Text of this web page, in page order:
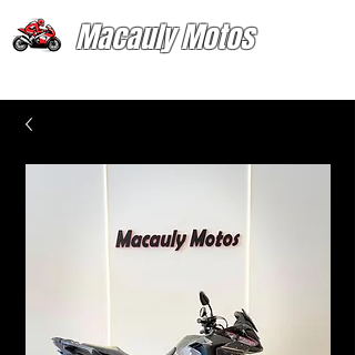
Macauly Motos